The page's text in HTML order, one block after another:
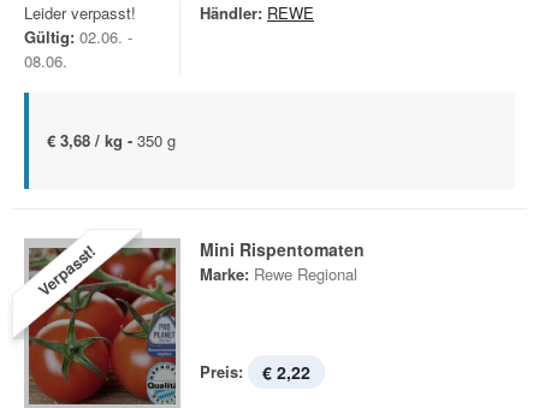
Leider verpasst!
Gültig: 02.06. -
08.06.
Händler: REWE
€ 3,68 / kg - 350 g
Verpasst! Mini Rispentomaten
Marke: Rewe Regional
Preis: € 2,22